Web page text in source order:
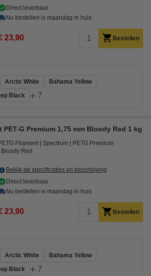
Direct leverbaar
Nu bestellen is maandag in huis
23,90 Bestellen
Arctic White
Bahama Yellow
Black + 7
G Premium 1,75 mm Bloody Red 1 kg
Filament Spectrum
PETG Premium
Bloody Red
Bekijk de specificaties en beschrijving
Direct leverbaar
Nu bestellen is maandag in huis
23,90 Bestellen
Arctic White
Bahama Yellow
Black + 7